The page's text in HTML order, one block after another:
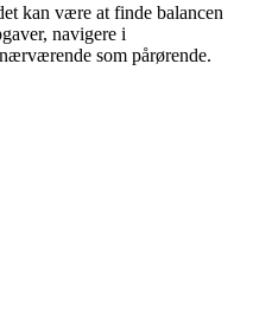
kan være at finde balancen
navigere i
som pårørende.